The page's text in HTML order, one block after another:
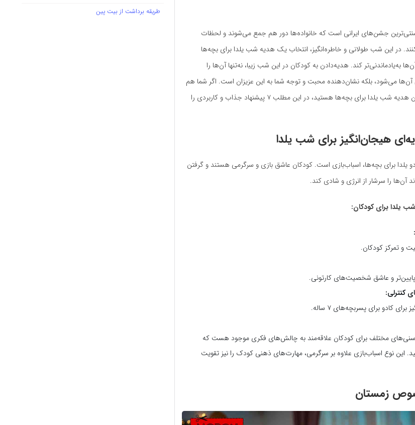
سنتی‌ترین جشن‌های ایرانی است که خانواده‌ها دور هم جمع می‌شوند و لحظات
در این شب طولانی و خاطره‌انگیز، انتخاب یک هدیه شب یلدا برای بچه‌ها
به‌یادماندنی‌تر کند. هدیه‌دادن به کودکان در این شب زیبا، نه‌تنها آن‌ها را
می‌شود، بلکه نشان‌دهنده محبت و توجه شما به این عزیزان است. اگر شما هم
به دنبال ایده‌هایی برای بهترین هدیه شب یلدا برای بچه‌ها هستید، در این مطلب ۷ پیشنهاد جذاب و کاربردی را
هیجان‌انگیز برای شب یلدا
یلدا برای بچه‌ها، اسباب‌بازی است. کودکان عاشق بازی و سرگرمی هستند و گرفتن
آن‌ها را سرشار از انرژی و شادی کند.
یلدا برای کودکان:
و تمرکز کودکان.
و عاشق شخصیت‌های کارتونی.
کنترلی:
کادو برای پسربچه‌های ۷ ساله.
سنی‌های مختلف برای کودکان علاقه‌مند به چالش‌های فکری موجود هست که
این نوع اسباب‌بازی علاوه بر سرگرمی، مهارت‌های ذهنی کودک را نیز تقویت
زمستان
طریقه برداشت از بیت پین